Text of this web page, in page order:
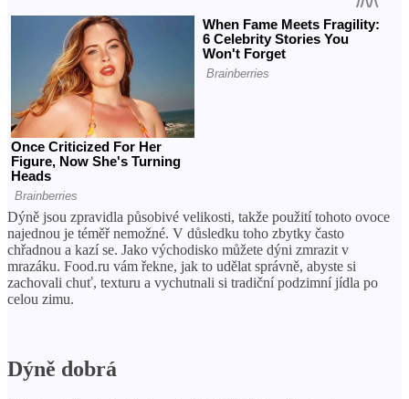
Dýně jsou zpravidla působivé velikosti, takže použití tohoto ovoce
najednou je téměř nemožné. V důsledku toho zbytky často
chřadnou a kazí se. Jako východisko můžete dýni zmrazit v
mrazáku. Food.ru vám řekne, jak to udělat správně, abyste si
zachovali chuť, texturu a vychutnali si tradiční podzimní jídla po
celou zimu.
Dýně dobrá